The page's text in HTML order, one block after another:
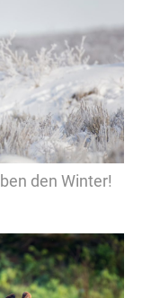
den Winter!